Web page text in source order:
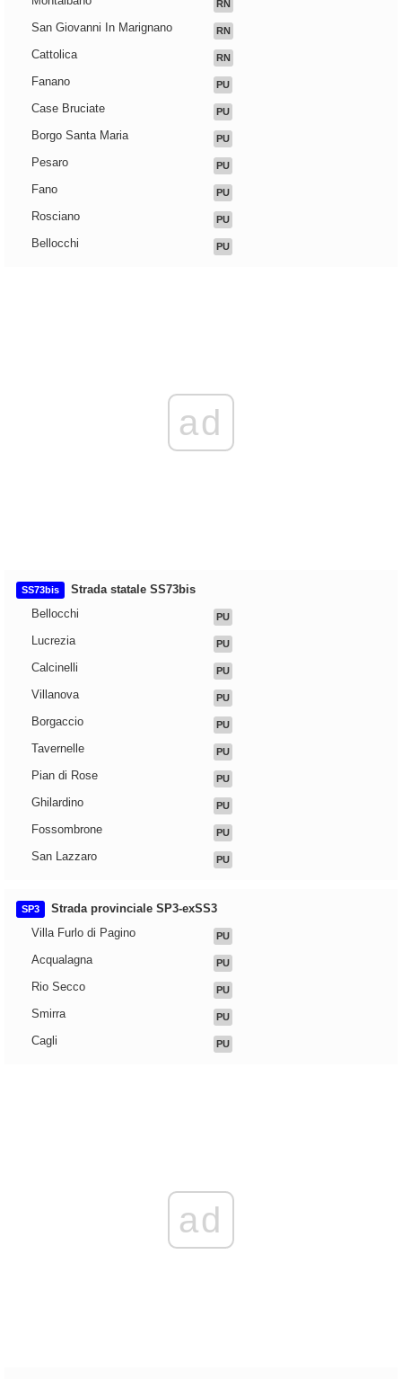
RN
San Giovanni In Marignano RN
Cattolica RN
Fanano PU
Case Bruciate PU
Borgo Santa Maria PU
Pesaro PU
Fano PU
Rosciano PU
Bellocchi PU
ad
SS73bis
Strada statale SS73bis
Bellocchi
PU
Lucrezia PU
Calcinelli PU
Villanova PU
Borgaccio PU
Tavernelle PU
Pian di Rose PU
Ghilardino PU
Fossombrone PU
San Lazzaro PU
SP3
Strada provinciale SP3-exSS3
Villa Furlo di Pagino
PU
Acqualagna PU
Rio Secco PU
Smirra PU
Cagli PU
ad